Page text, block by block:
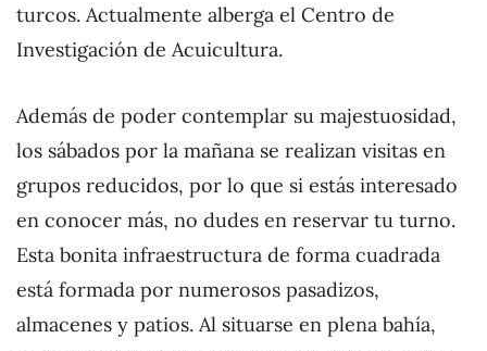
turcos. Actualmente alberga el Centro de
Investigación de Acuicultura.
Además de poder contemplar su majestuosidad,
los sábados por la mañana se realizan visitas en
grupos reducidos, por lo que si estás interesado
en conocer más, no dudes en reservar tu turno.
Esta bonita infraestructura de forma cuadrada
está formada por numerosos pasadizos,
almacenes y patios. Al situarse en plena bahía,